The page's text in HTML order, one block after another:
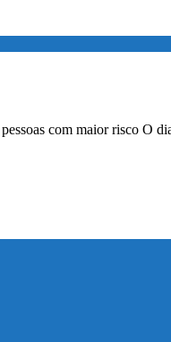
com maior risco O